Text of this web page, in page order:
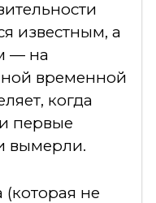
известным, а
— на
временной
когда
первые
вымерли.
не